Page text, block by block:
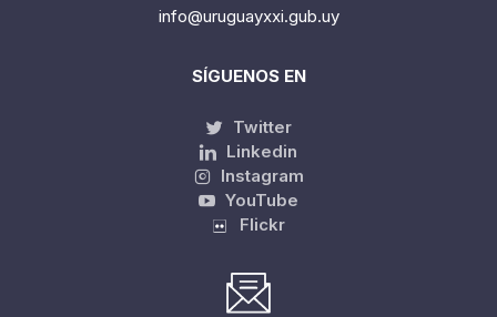
info@uruguayxxi.gub.uy
SÍGUENOS EN
Twitter
Linkedin
Instagram
YouTube
Flickr